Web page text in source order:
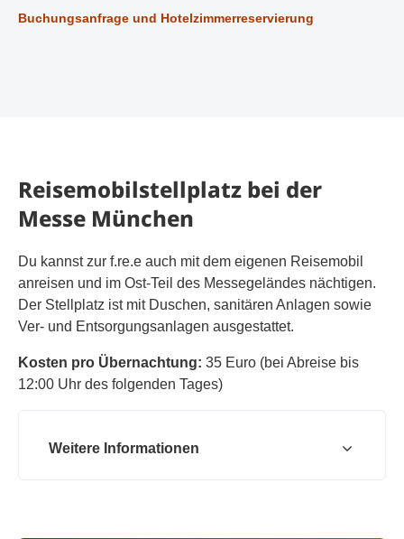
Buchungsanfrage und Hotelzimmerreservierung
Reisemobilstellplatz bei der
Messe München
Du kannst zur f.re.e auch mit dem eigenen Reisemobil
anreisen und im Ost-Teil des Messegeländes nächtigen.
Der Stellplatz ist mit Duschen, sanitären Anlagen sowie
Ver- und Entsorgungsanlagen ausgestattet.
Kosten pro Übernachtung: 35 Euro (bei Abreise bis
12:00 Uhr des folgenden Tages)
Weitere Informationen